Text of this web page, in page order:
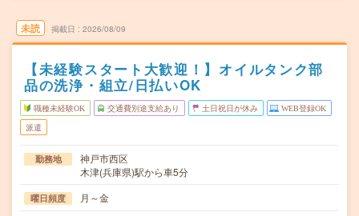
未読 掲載日 2026/08/09
【未経験スタート大歓迎！】オイルタンク部
品の洗浄・組立/日払いOK
職種未経験OK 交通費別途支給あり 土日祝日が休み WEB登録OK
派遣
勤務地
神戸市西区
木津(兵庫県)駅から車5分
曜日頻度 月～金